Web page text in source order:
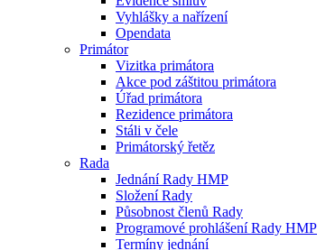
Vyhlášky a nařízení
Opendata
Primátor
Vizitka primátora
Akce pod záštitou primátora
Úřad primátora
Rezidence primátora
Stáli v čele
Primátorský řetěz
Rada
Jednání Rady HMP
Složení Rady
Působnost členů Rady
Programové prohlášení Rady HMP
Termíny jednání